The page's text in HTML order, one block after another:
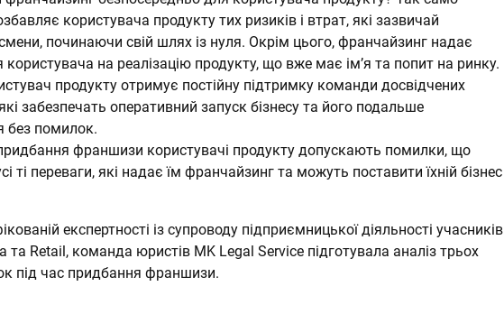
користувача продукту тих ризиків і втрат, які зазвичай
починаючи свій шлях із нуля. Окрім цього, франчайзинг надає
на реалізацію продукту, що вже має ім’я та попит на ринку.
продукту отримує постійну підтримку команди досвідчених
забезпечать оперативний запуск бізнесу та його подальше
без помилок.
франшизи користувачі продукту допускають помилки, що
ті переваги, які надає їм франчайзинг та можуть поставити їхній бізнес
експертності із супроводу підприємницької діяльності учасників
та Retail, команда юристів MK Legal Service підготувала аналіз трьох
під час придбання франшизи.